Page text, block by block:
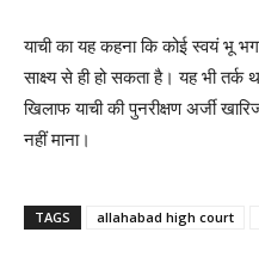
याची का यह कहना कि कोई स्वयं भू
साक्ष्य से ही हो सकता है। यह भी
खिलाफ याची की पुनरीक्षण अर्जी
नहीं माना।
TAGS allahabad high court